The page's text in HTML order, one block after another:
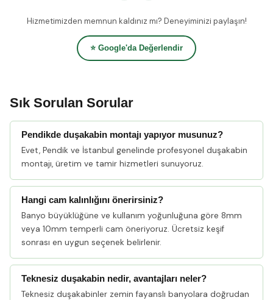
Hizmetimizden memnun kaldınız mı? Deneyiminizi paylaşın!
⭐ Google'da Değerlendir
Sık Sorulan Sorular
Pendikde duşakabin montajı yapıyor musunuz?
Evet, Pendik ve İstanbul genelinde profesyonel duşakabin
montajı, üretim ve tamir hizmetleri sunuyoruz.
Hangi cam kalınlığını önerirsiniz?
Banyo büyüklüğüne ve kullanım yoğunluğuna göre 8mm
veya 10mm temperli cam öneriyoruz. Ücretsiz keşif
sonrası en uygun seçenek belirlenir.
Teknesiz duşakabin nedir, avantajları neler?
Teknesiz duşakabinler zemin fayanslı banyolara doğrudan